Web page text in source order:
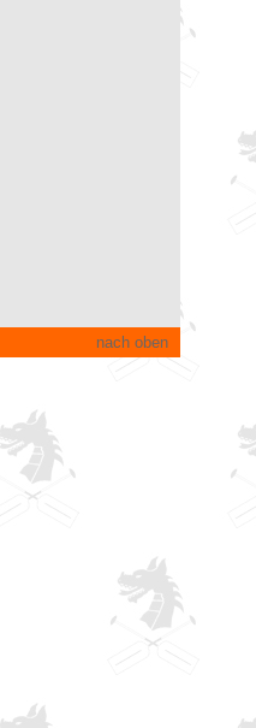
nach oben